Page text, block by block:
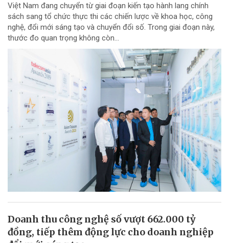
Việt Nam đang chuyển từ giai đoạn kiến tạo hành lang chính
sách sang tổ chức thực thi các chiến lược về khoa học, công
nghệ, đổi mới sáng tạo và chuyển đổi số. Trong giai đoạn này,
thước đo quan trọng không còn...
Doanh thu công nghệ số vượt 662.000 tỷ
đồng, tiếp thêm động lực cho doanh nghiệp